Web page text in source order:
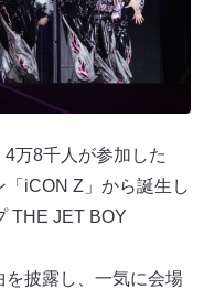
万8千人が参加した
iCON Z」から誕生し
THE JET BOY
を披露し、一気に会場